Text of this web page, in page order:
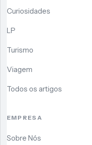
Curiosidades
LP
Turismo
Viagem
Todos os artigos
EMPRESA
Sobre Nós